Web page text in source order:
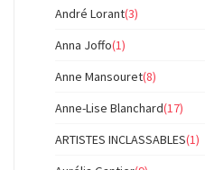
André Lorant(3)
Anna Joffo(1)
Anne Mansouret(8)
Anne-Lise Blanchard(17)
ARTISTES INCLASSABLES(1)